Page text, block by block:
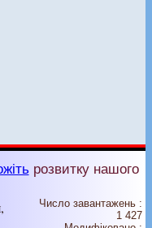
розвитку нашого
Число завантажень :
1 427